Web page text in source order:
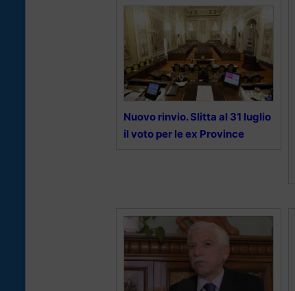
Nuovo rinvio. Slitta al 31 luglio
il voto per le ex Province